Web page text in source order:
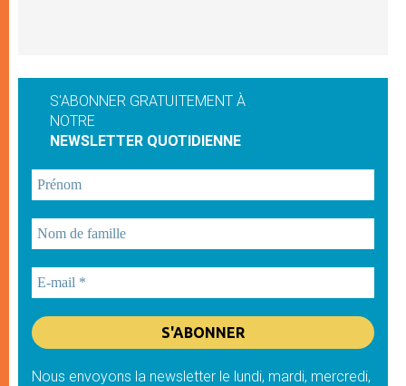
S'ABONNER GRATUITEMENT À
NOTRE
NEWSLETTER QUOTIDIENNE
Nous envoyons la newsletter le lundi, mardi, mercredi,